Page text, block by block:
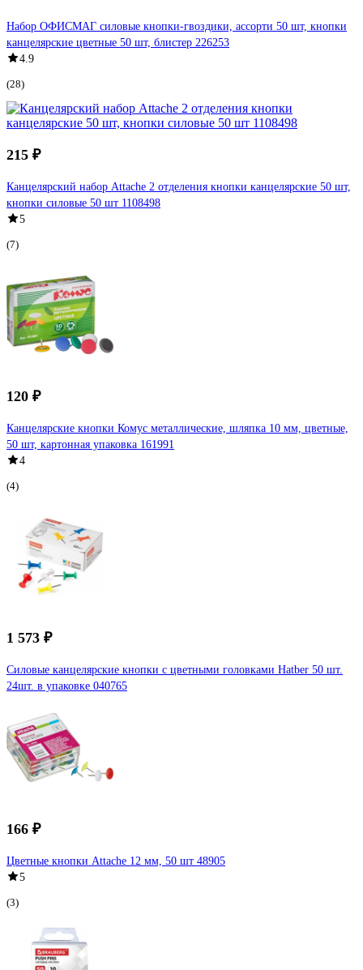
Набор ОФИСМАГ силовые кнопки-гвоздики, ассорти 50 шт, кнопки
канцелярские цветные 50 шт, блистер 226253
4.9
(28)
215 ₽
Канцелярский набор Attache 2 отделения кнопки канцелярские 50 шт,
кнопки силовые 50 шт 1108498
5
(7)
120 ₽
Канцелярские кнопки Комус металлические, шляпка 10 мм, цветные,
50 шт, картонная упаковка 161991
4
(4)
1 573 ₽
Силовые канцелярские кнопки с цветными головками Hatber 50 шт.
24шт. в упаковке 040765
166 ₽
Цветные кнопки Attache 12 мм, 50 шт 48905
5
(3)